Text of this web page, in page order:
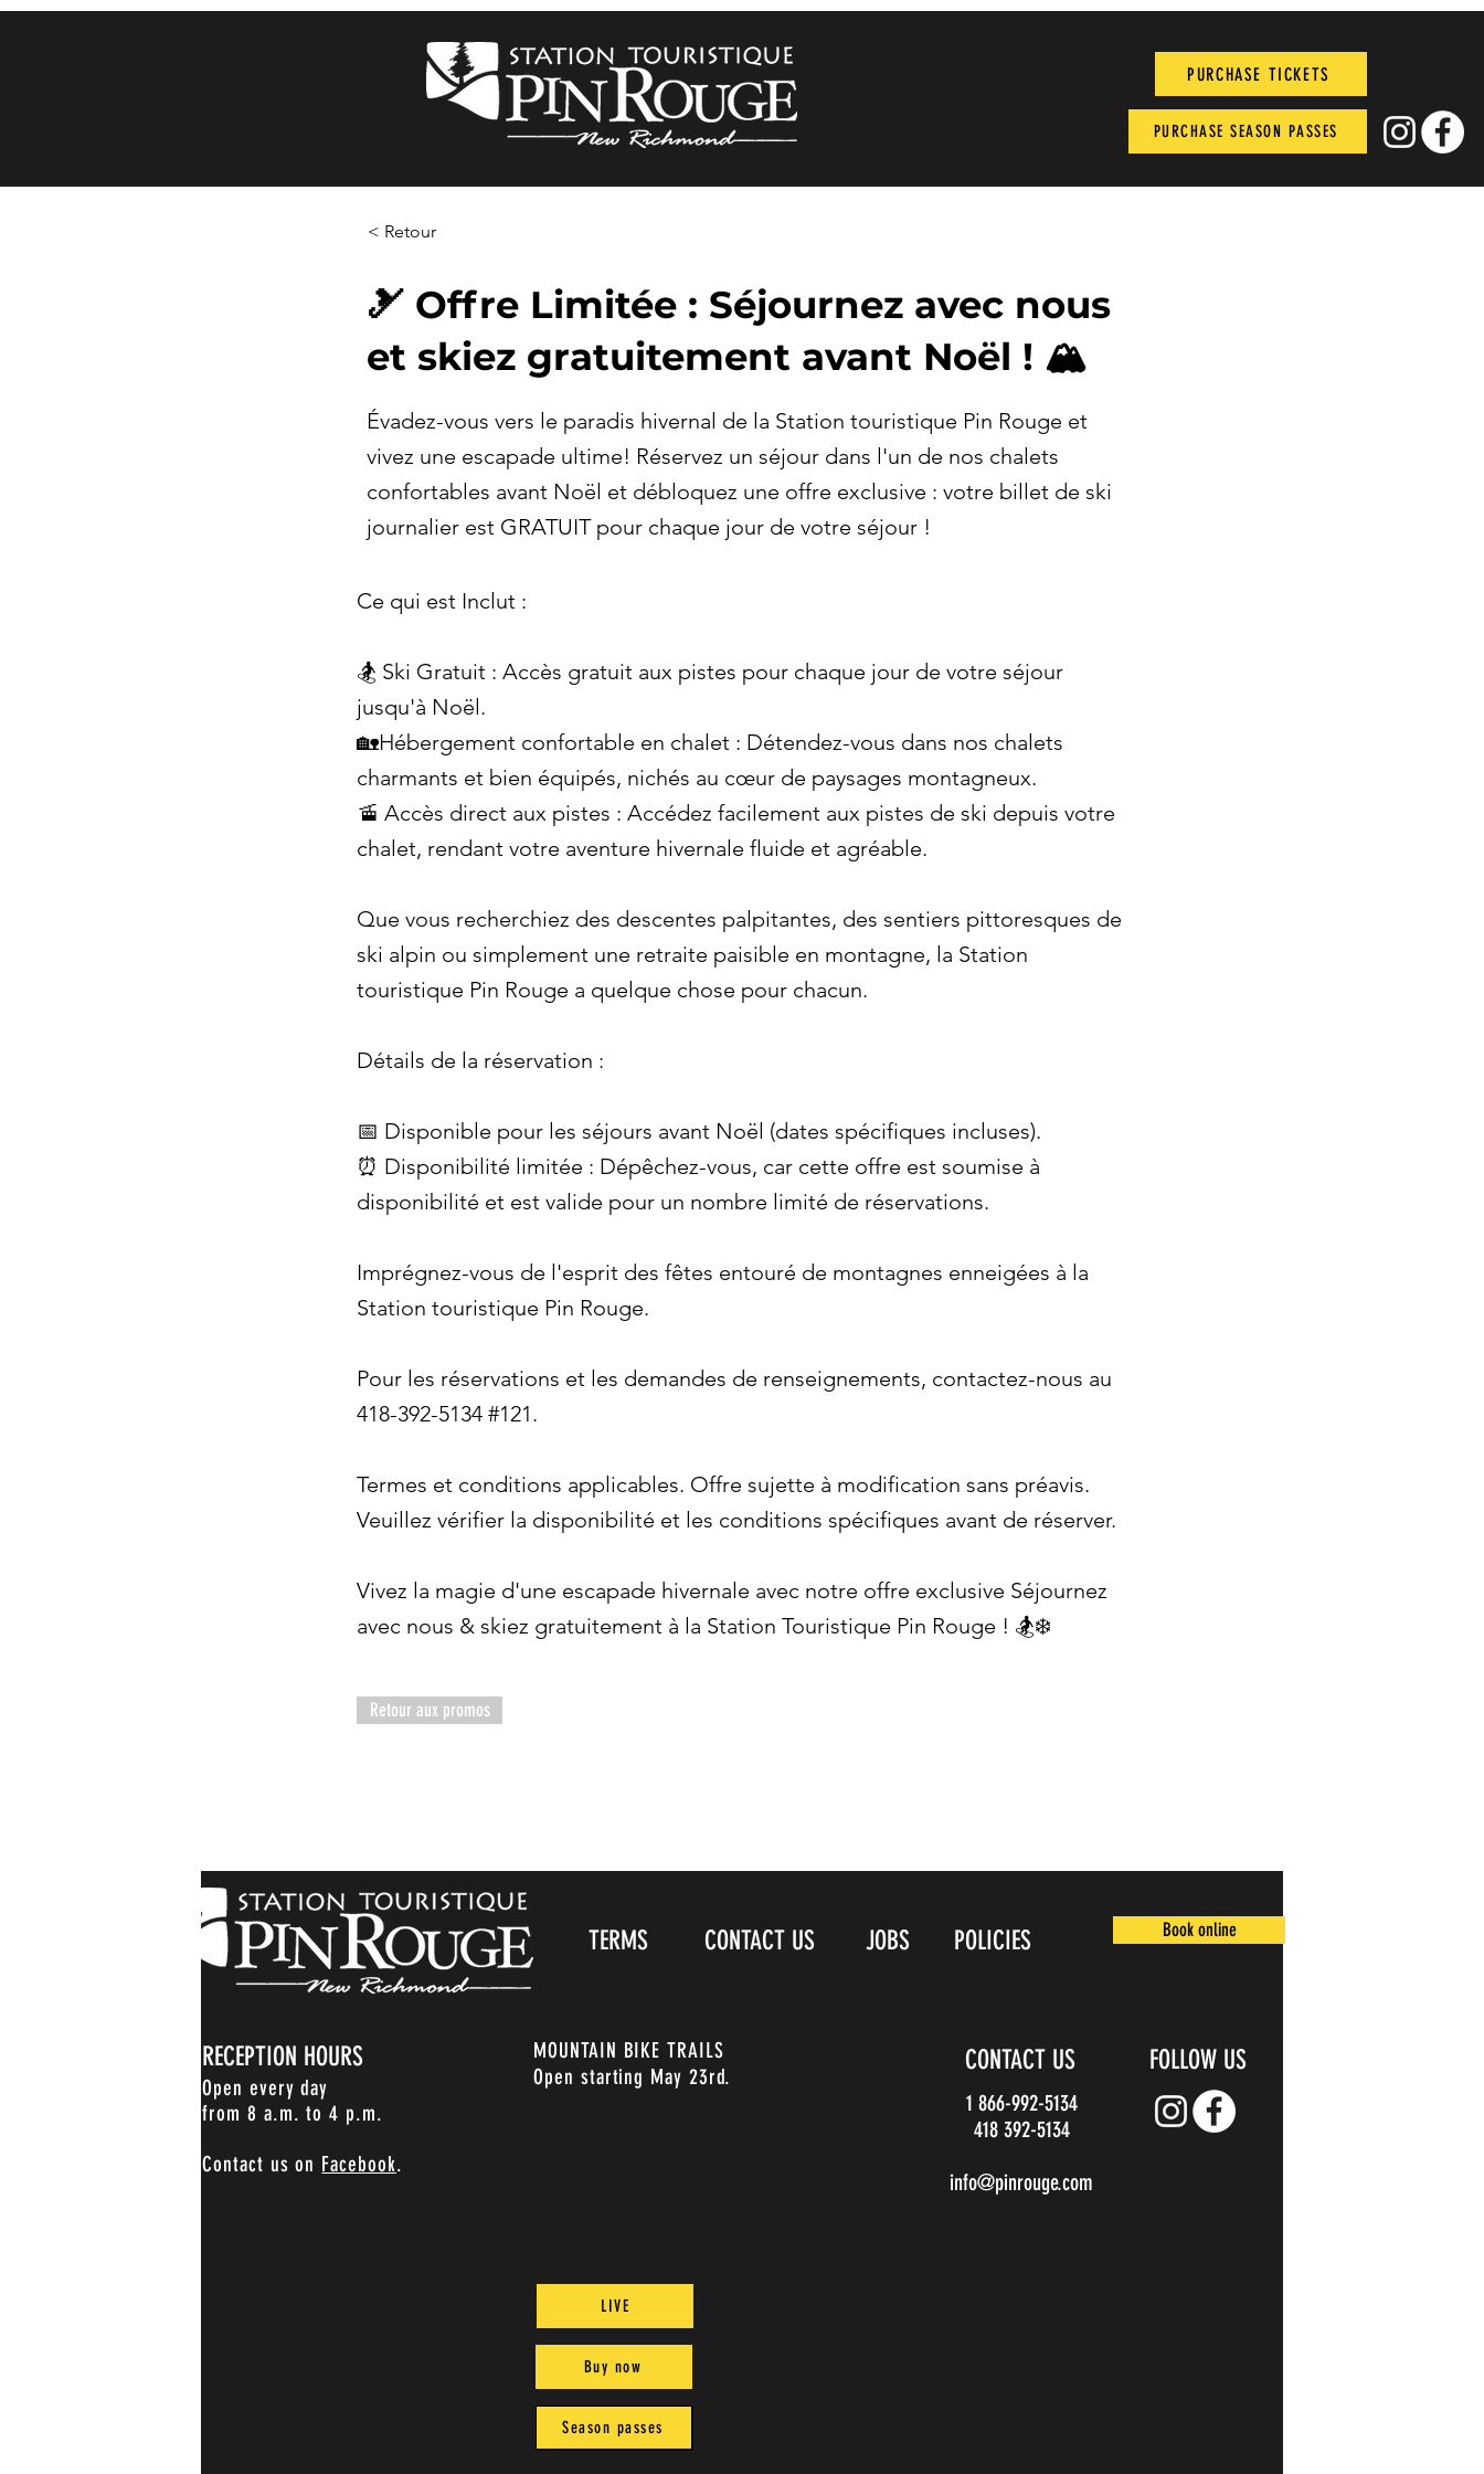
PURCHASE TICKETS
PURCHASE SEASON PASSES
< Retour
🎿 Offre Limitée : Séjournez avec nous
et skiez gratuitement avant Noël ! 🏔️
Évadez-vous vers le paradis hivernal de la Station touristique Pin Rouge et
vivez une escapade ultime! Réservez un séjour dans l'un de nos chalets
confortables avant Noël et débloquez une offre exclusive : votre billet de ski
journalier est GRATUIT pour chaque jour de votre séjour !
Ce qui est Inclut :
🏂 Ski Gratuit : Accès gratuit aux pistes pour chaque jour de votre séjour
jusqu'à Noël.
🏡Hébergement confortable en chalet : Détendez-vous dans nos chalets
charmants et bien équipés, nichés au cœur de paysages montagneux.
🚡 Accès direct aux pistes : Accédez facilement aux pistes de ski depuis votre
chalet, rendant votre aventure hivernale fluide et agréable.
Que vous recherchiez des descentes palpitantes, des sentiers pittoresques de
ski alpin ou simplement une retraite paisible en montagne, la Station
touristique Pin Rouge a quelque chose pour chacun.
Détails de la réservation :
📅 Disponible pour les séjours avant Noël (dates spécifiques incluses).
⏰ Disponibilité limitée : Dépêchez-vous, car cette offre est soumise à
disponibilité et est valide pour un nombre limité de réservations.
Imprégnez-vous de l'esprit des fêtes entouré de montagnes enneigées à la
Station touristique Pin Rouge.
Pour les réservations et les demandes de renseignements, contactez-nous au
418-392-5134 #121.
Termes et conditions applicables. Offre sujette à modification sans préavis.
Veuillez vérifier la disponibilité et les conditions spécifiques avant de réserver.
Vivez la magie d'une escapade hivernale avec notre offre exclusive Séjournez
avec nous & skiez gratuitement à la Station Touristique Pin Rouge ! 🏂❄️
Retour aux promos
RECEPTION HOURS
Open every day
from 8 a.m. to 4 p.m.
Contact us on Facebook.
TERMS CONTACT US JOBS POLICIES Book online
MOUNTAIN BIKE TRAILS
Open starting May 23rd.
CONTACT US
1 866-992-5134
418 392-5134
info@pinrouge.com
LIVE
FOLLOW US
Buy now
Season passes